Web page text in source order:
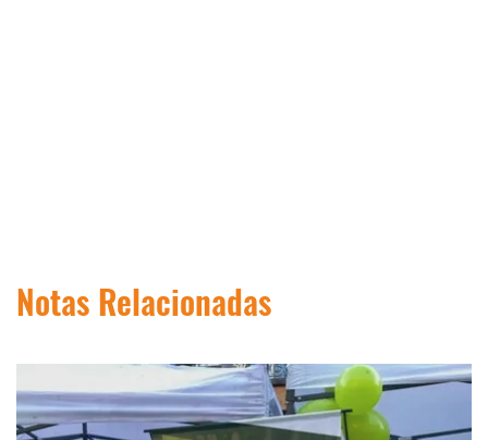
Notas Relacionadas